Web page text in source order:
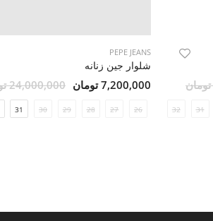
31
32
PEPE JEANS
شلوار جین زنانه
7,200,000 تومان 24,000,000 تومان
26
27
28
29
30
31